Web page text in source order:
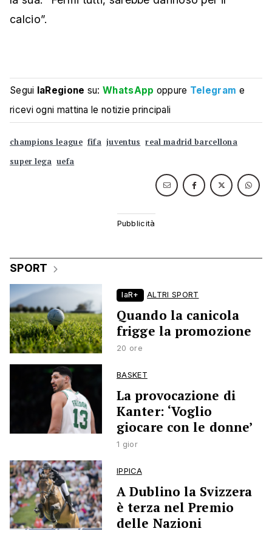
calcio”.
Segui laRegione su:WhatsApp oppure Telegram e
ricevi ogni mattina le notizie principali
champions league fifa juventus real madrid barcellona
super lega uefa
SPORT
laR+ ALTRI SPORT
Quando la canicola
frigge la promozione
20 ore
BASKET
La provocazione di
Kanter: ‘Voglio
giocare con le donne’
1 gior
IPPICA
A Dublino la Svizzera
è terza nel Premio
delle Nazioni